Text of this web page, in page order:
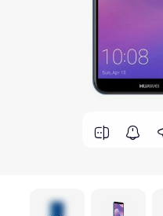
گوشی نوکیا
گوشی وان پلاس
گوشی اچ تی سی
گوشی کاترپیلار